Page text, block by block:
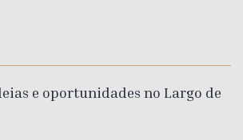
e oportunidades no Largo de